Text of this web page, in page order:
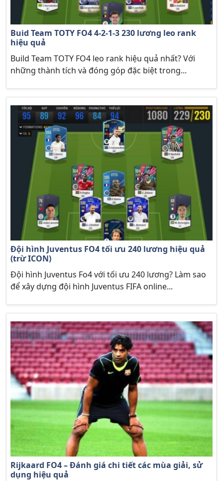
Buid Team TOTY FO4 4-2-1-3 230 lương leo rank
hiệu quả
Build Team TOTY FO4 leo rank hiệu quả nhất? Với
những thành tích và đóng góp đặc biệt trong...
Đội hình Juventus FO4 tối ưu 240 lương hiệu quả
(trừ ICON)
Đội hình Juventus Fo4 với tối ưu 240 lương? Làm sao
để xây dựng đội hình Juventus FIFA online...
Rijkaard FO4 – Đánh giá chi tiết các mùa giải, sử
dụng hiệu quả